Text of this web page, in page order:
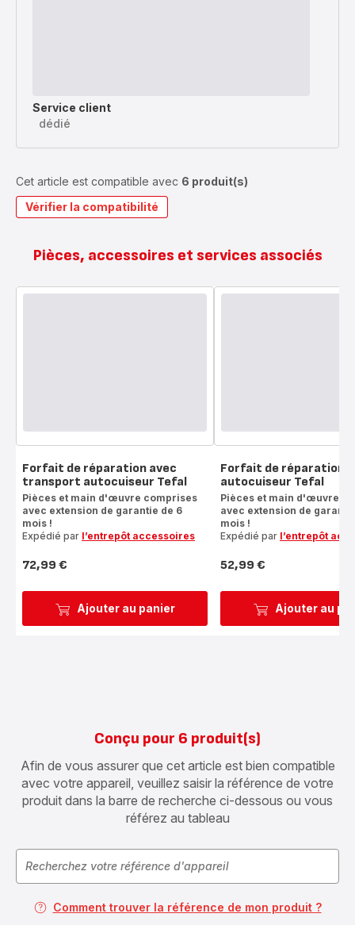
Service client
dédié
Cet article est compatible avec 6 produit(s)
Vérifier la compatibilité
Pièces, accessoires et services associés
Ajouter au panier
Forfait de réparation avec
transport autocuiseur Tefal
Pièces et main d'œuvre comprises
avec extension de garantie de 6
mois !
Expédié par l’entrepôt accessoires
Prix
72,99 €
Ajouter au
Forfait de réparation
autocuiseur Tefal
Pièces et main d'œuvre
avec extension de
mois !
Expédié par l’entrepôt
Prix
52,99 €
Conçu pour 6 produit(s)
Afin de vous assurer que cet article est bien compatible
avec votre appareil, veuillez saisir la référence de votre
produit dans la barre de recherche ci-dessous ou vous
référez au tableau
Comment trouver la référence de mon produit ?